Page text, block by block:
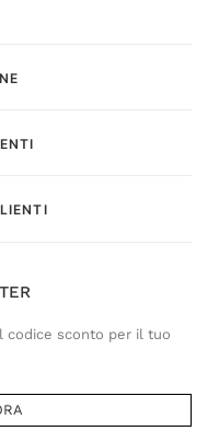
codice sconto per il tuo
Service